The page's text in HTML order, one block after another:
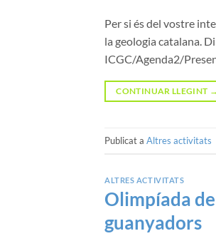
Per si és del vostre
la geologia catalana.
ICGC/Agenda2/
CONTINUAR LLEGINT →
Publicat a Altres activitats
ALTRES ACTIVITATS
Olimpíada
guanyadors